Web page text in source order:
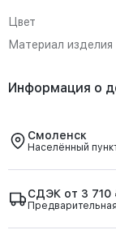
Цвет
Материал изделия
Информация о
Смоленск
Населённый
СДЭК от 3 710